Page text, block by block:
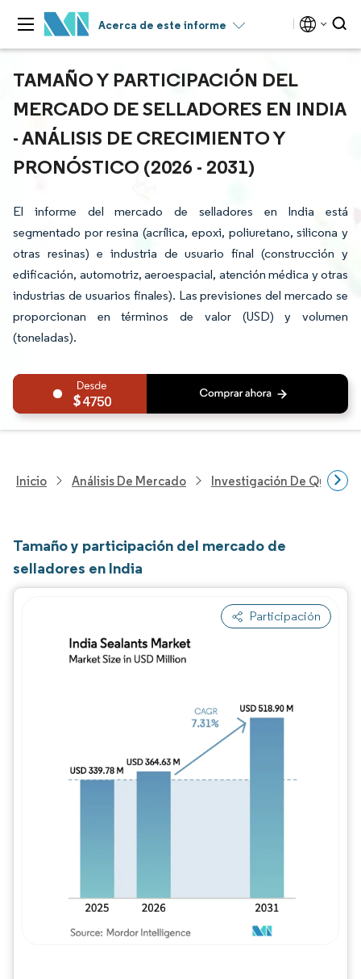
Acerca de este informe
TAMAÑO Y PARTICIPACIÓN DEL
MERCADO DE SELLADORES EN INDIA
- ANÁLISIS DE CRECIMIENTO Y
PRONÓSTICO (2026 - 2031)
El informe del mercado de selladores en India está
segmentado por resina (acrílica, epoxi, poliuretano, silicona y
otras resinas) e industria de usuario final (construcción y
edificación, automotriz, aeroespacial, atención médica y otras
industrias de usuarios finales). Las previsiones del mercado se
proporcionan en términos de valor (USD) y volumen
(toneladas).
4750
Inicio Análisis De Mercado Investigación De
Tamaño y participación del mercado de
selladores en India
Participación